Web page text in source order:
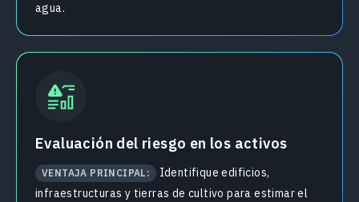
agua.
Evaluación del riesgo en los activos
VENTAJA PRINCIPAL:
Identifique edificios,
infraestructuras y tierras de cultivo para estimar el